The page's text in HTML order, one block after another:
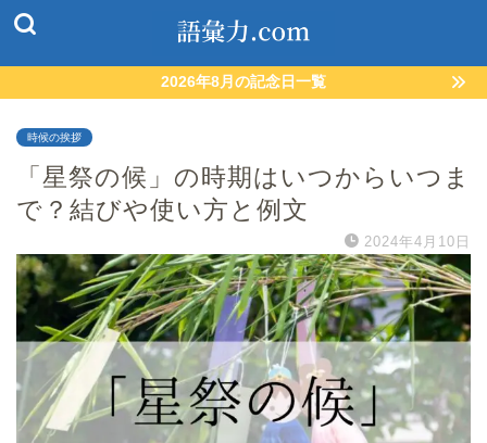
2026年8月の記念日一覧
時候の挨拶
「星祭の候」の時期はいつからいつま
で？結びや使い方と例文
2024年4月10日